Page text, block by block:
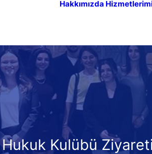
Hakkımızda
Kulübü